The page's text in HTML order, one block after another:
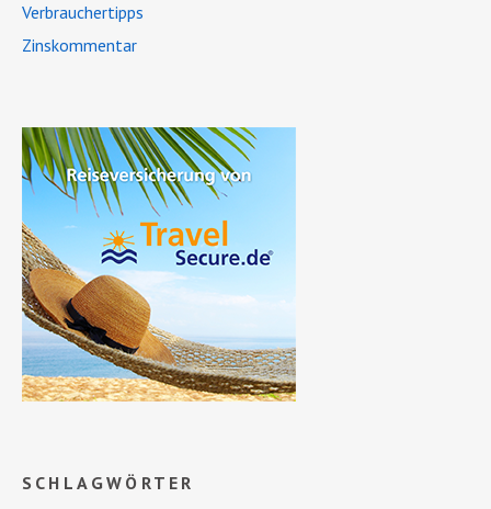
Verbrauchertipps
Zinskommentar
SCHLAGWÖRTER